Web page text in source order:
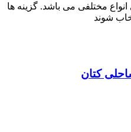
مختلفی می باشد. گزینه ها
شوند